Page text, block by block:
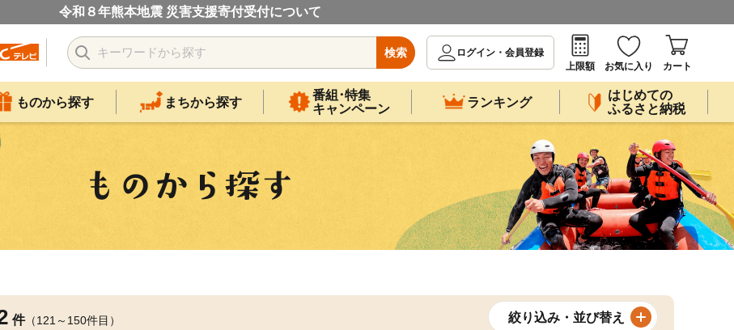
令和８年熊本地震 災害支援寄付受付について
検索
ログイン・会員登録
上限額
お気に入り カート
ものから探す まちから探す
番組･特集
キャンペーン
ランキング
はじめての
ふるさと納税
件（121～150件目） 絞り込み・並び替え